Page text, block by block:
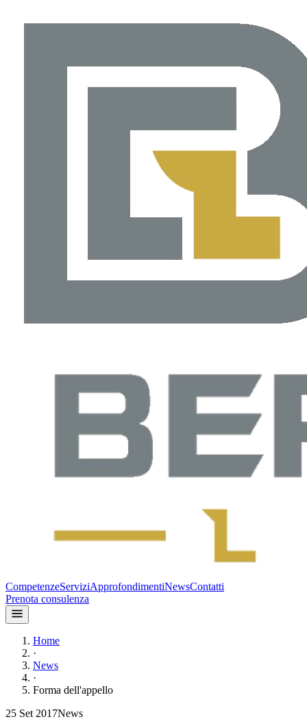
CompetenzeServiziApprofondimentiNewsContatti
Prenota consulenza
Home
·
News
·
Forma dell'appello
25 Set 2017News